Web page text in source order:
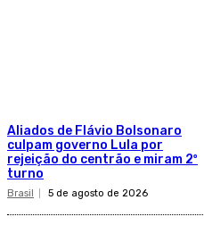
Aliados de Flávio Bolsonaro
culpam governo Lula por
rejeição do centrão e miram 2º
turno
Brasil 5 de agosto de 2026